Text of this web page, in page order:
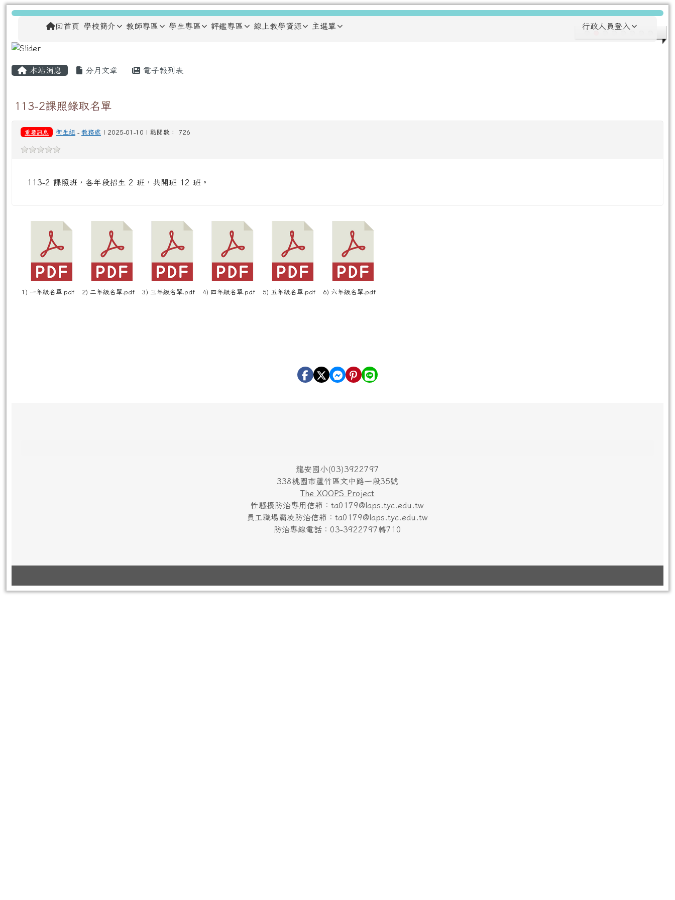
跳至主內容區
龍安國民小學
導覽列回首頁 學校簡介 教師專區 學生專區 評鑑專區 線上教學資源 主選單 行政人員登入
主內容區域
本站消息 分月文章 電子報列表
113-2課照錄取名單
重要訊息 衛生組 -教務處 | 2025-01-10 | 點閱數： 726
113-2 課照班，各年段招生 2 班，共開班 12 班。
1) 一年級名單.pdf 2) 二年級名單.pdf 3) 三年級名單.pdf 4) 四年級名單.pdf 5) 五年級名單.pdf 6) 六年級名單.pdf
頁尾區域
龍安國小(03)3922797
338桃園市蘆竹區文中路一段35號
The XOOPS Project
性騷擾防治專用信箱：ta0179@laps.tyc.edu.tw
員工職場霸凌防治信箱：ta0179@laps.tyc.edu.tw
防治專線電話：03-3922797轉710